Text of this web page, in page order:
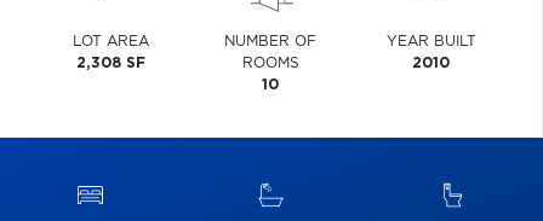
LOT AREA
2,308 SF
NUMBER OF
ROOMS
10
YEAR BUILT
2010